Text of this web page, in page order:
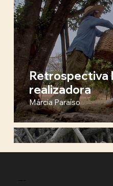
Retrospectiva
realizadora
Márcia Paraíso